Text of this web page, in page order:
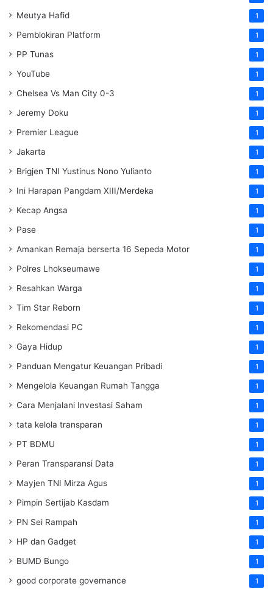
Meutya Hafid 1
Pemblokiran Platform 1
PP Tunas 1
YouTube 1
Chelsea Vs Man City 0-3 1
Jeremy Doku 1
Premier League 1
Jakarta 1
Brigjen TNI Yustinus Nono Yulianto 1
Ini Harapan Pangdam XIII/Merdeka 1
Kecap Angsa 1
Pase 1
Amankan Remaja berserta 16 Sepeda Motor 1
Polres Lhokseumawe 1
Resahkan Warga 1
Tim Star Reborn 1
Rekomendasi PC 1
Gaya Hidup 1
Panduan Mengatur Keuangan Pribadi 1
Mengelola Keuangan Rumah Tangga 1
Cara Menjalani Investasi Saham 1
tata kelola transparan 1
PT BDMU 1
Peran Transparansi Data 1
Mayjen TNI Mirza Agus 1
Pimpin Sertijab Kasdam 1
PN Sei Rampah 1
HP dan Gadget 1
BUMD Bungo 1
good corporate governance 1